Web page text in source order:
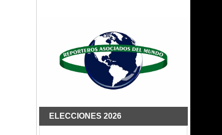
ELECCIONES 2026